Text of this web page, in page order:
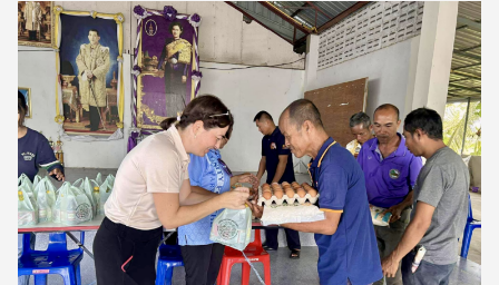
Read
article
"
<strong>Livsviktig
hjelp
kommer
frem</strong>"